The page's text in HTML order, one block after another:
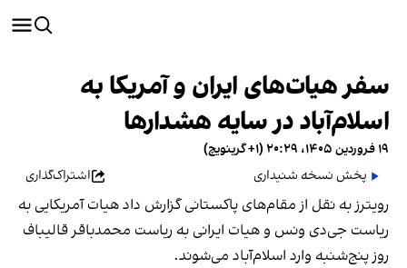
سفر هیات‌های ایران و آمریکا به
اسلام‌آباد در سایه هشدارها
۱۹ فروردین ۱۴۰۵، ۲۰:۲۹ (‎+۱ گرینویچ)
پخش نسخه شنیداری
اشتراک‌گذاری
رویترز به نقل از مقام‌های پاکستانی گزارش داد هیات آمریکایی به
ریاست جی‌دی ونس و هیات ایرانی به ریاست محمدباقر قالیباف
روز پنج‌شنبه وارد اسلام‌آباد می‌شوند.